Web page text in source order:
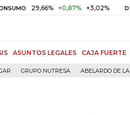
29,66% +0,87% +3,02% DTF
ASUNTOS LEGALES CAJA FUERTE
GRUPO NUTRESA ABELARDO DE